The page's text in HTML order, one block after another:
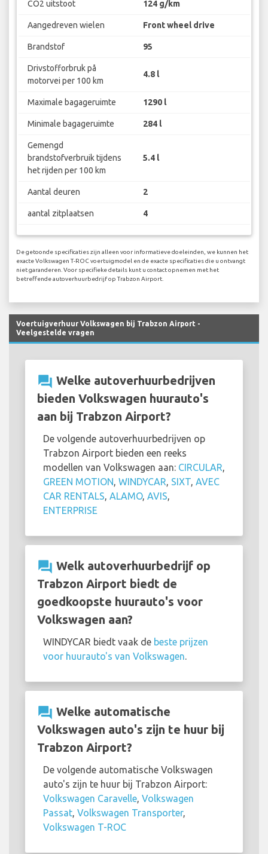
CO2 uitstoot 124 g/km
Aangedreven wielen Front wheel drive
Brandstof 95
Drivstofforbruk på
motorvei per 100 km
4.8 l
Maximale bagageruimte 1290 l
Minimale bagageruimte 284 l
Gemengd
brandstofverbruik tijdens
het rijden per 100 km
5.4 l
Aantal deuren 2
aantal zitplaatsen 4
De getoonde specificaties zijn alleen voor informatieve doeleinden, we kunnen het
exacte Volkswagen T-ROC voertuigmodel en de exacte specificaties die u ontvangt
niet garanderen. Voor specifieke details kunt u contact opnemen met het
betreffende autoverhuurbedrijf op Trabzon Airport.
Voertuigverhuur Volkswagen bij Trabzon Airport -
Veelgestelde vragen
question_answer Welke autoverhuurbedrijven
bieden Volkswagen huurauto's
aan bij Trabzon Airport?
De volgende autoverhuurbedrijven op
Trabzon Airport bieden een reeks
modellen van Volkswagen aan: CIRCULAR,
GREEN MOTION, WINDYCAR, SIXT, AVEC
CAR RENTALS, ALAMO, AVIS,
ENTERPRISE
question_answer Welk autoverhuurbedrijf op
Trabzon Airport biedt de
goedkoopste huurauto's voor
Volkswagen aan?
WINDYCAR biedt vaak de beste prijzen
voor huurauto's van Volkswagen.
question_answer Welke automatische
Volkswagen auto's zijn te huur bij
Trabzon Airport?
De volgende automatische Volkswagen
auto's zijn te huur bij Trabzon Airport:
Volkswagen Caravelle, Volkswagen
Passat, Volkswagen Transporter,
Volkswagen T-ROC